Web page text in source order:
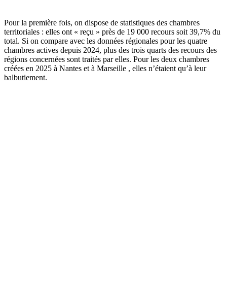
Pour la première fois, on dispose de statistiques des chambres
territoriales : elles ont « reçu » près de 19 000 recours soit 39,7% du
total. Si on compare avec les données régionales pour les quatre
chambres actives depuis 2024, plus des trois quarts des recours des
régions concernées sont traités par elles. Pour les deux chambres
créées en 2025 à Nantes et à Marseille , elles n’étaient qu’à leur
balbutiement.